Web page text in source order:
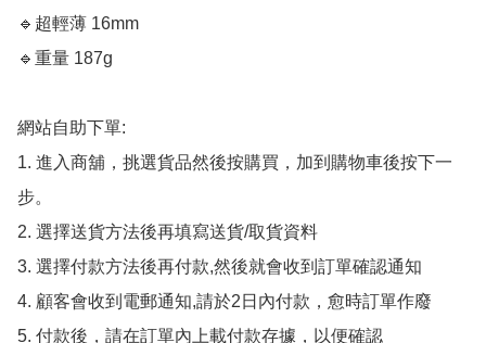
🔹超輕薄 16mm
🔹重量 187g
網站自助下單:
1. 進入商舖，挑選貨品然後按購買，加到購物車後按下一
步。
2. 選擇送貨方法後再填寫送貨/取貨資料
3. 選擇付款方法後再付款,然後就會收到訂單確認通知
4. 顧客會收到電郵通知,請於2日內付款，愈時訂單作廢
5. 付款後，請在訂單內上載付款存據，以便確認